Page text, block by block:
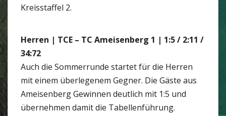
Kreisstaffel 2.
Herren | TCE – TC Ameisenberg 1 | 1:5 / 2:11 /
34:72
Auch die Sommerrunde startet für die Herren
mit einem überlegenem Gegner. Die Gäste aus
Ameisenberg Gewinnen deutlich mit 1:5 und
übernehmen damit die Tabellenführung.